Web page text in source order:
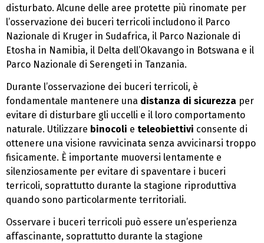
disturbato. Alcune delle aree protette più rinomate per
l’osservazione dei buceri terricoli includono il Parco
Nazionale di Kruger in Sudafrica, il Parco Nazionale di
Etosha in Namibia, il Delta dell’Okavango in Botswana e il
Parco Nazionale di Serengeti in Tanzania.
Durante l’osservazione dei buceri terricoli, è
fondamentale mantenere una distanza di sicurezza per
evitare di disturbare gli uccelli e il loro comportamento
naturale. Utilizzare binocoli e teleobiettivi consente di
ottenere una visione ravvicinata senza avvicinarsi troppo
fisicamente. È importante muoversi lentamente e
silenziosamente per evitare di spaventare i buceri
terricoli, soprattutto durante la stagione riproduttiva
quando sono particolarmente territoriali.
Osservare i buceri terricoli può essere un’esperienza
affascinante, soprattutto durante la stagione